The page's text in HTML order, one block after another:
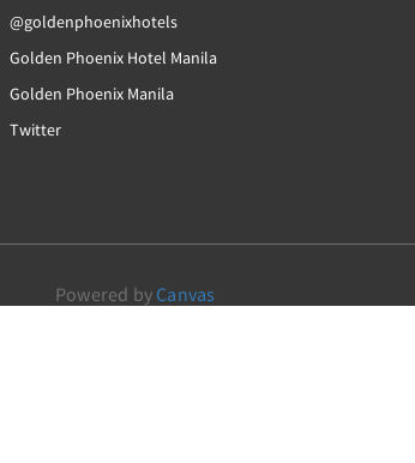
@goldenphoenixhotels
Golden Phoenix Hotel Manila
Golden Phoenix Manila
Twitter
Powered by Canvas